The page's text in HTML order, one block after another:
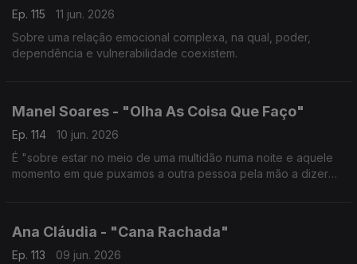
Ep. 115
11 jun. 2026
Sobre uma relação emocional complexa, na qual, poder,
dependência e vulnerabilidade coexistem.
Manel Soares - "Olha As Coisa Que Faço"
Ep. 114
10 jun. 2026
É "sobre estar no meio de uma multidão numa noite e aquele
momento em que puxamos a outra pessoa pela mão a dizer
Ana Cláudia - "Cana Rachada"
Ep. 113 09 jun. 2026